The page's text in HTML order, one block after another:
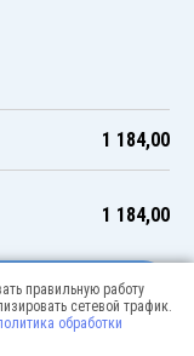
1 184,00
1 184,00
правильную работу
сетевой трафик.
обработки